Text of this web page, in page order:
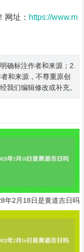
网址： https://www.m
确标注作者和来源；2.
和来源，不尊重原创
我们编辑修改或补充。
年2月18日是黄道吉日吗